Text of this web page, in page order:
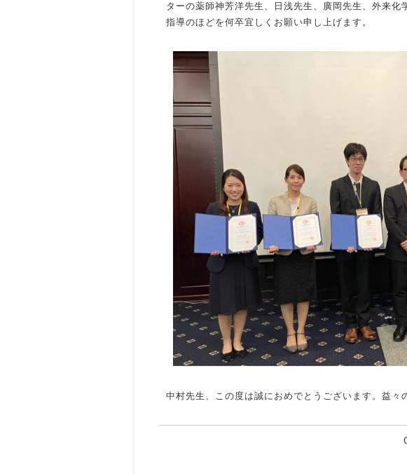
ターの薬師神芳洋先生、日浅先生、廣岡先生、外来
指導のほどを何卒宜しくお願い申し上げます。
中村先生、この度は誠におめでとうございます。益々